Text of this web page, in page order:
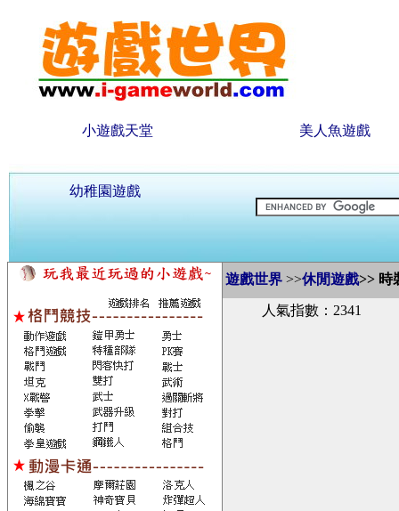
小遊戲天堂 美人魚遊戲
幼稚園遊戲
遊戲世界 >>休閒遊戲>> 時
人氣指數：2341